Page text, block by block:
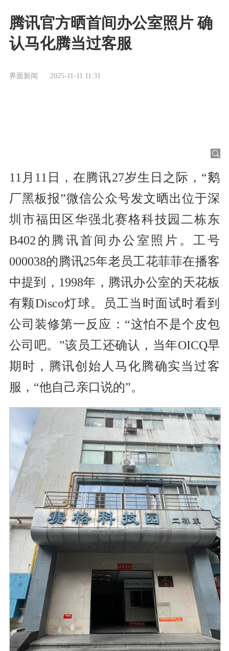
腾讯官方晒首间办公室照片 确
认马化腾当过客服
界面新闻 2025-11-11 11:31
11月11日，在腾讯27岁生日之际，“鹅
厂黑板报”微信公众号发文晒出位于深
圳市福田区华强北赛格科技园二栋东
B402的腾讯首间办公室照片。工号
000038的腾讯25年老员工花菲菲在播客
中提到，1998年，腾讯办公室的天花板
有颗Disco灯球。员工当时面试时看到
公司装修第一反应：“这怕不是个皮包
公司吧。”该员工还确认，当年OICQ早
期时，腾讯创始人马化腾确实当过客
服，“他自己亲口说的”。